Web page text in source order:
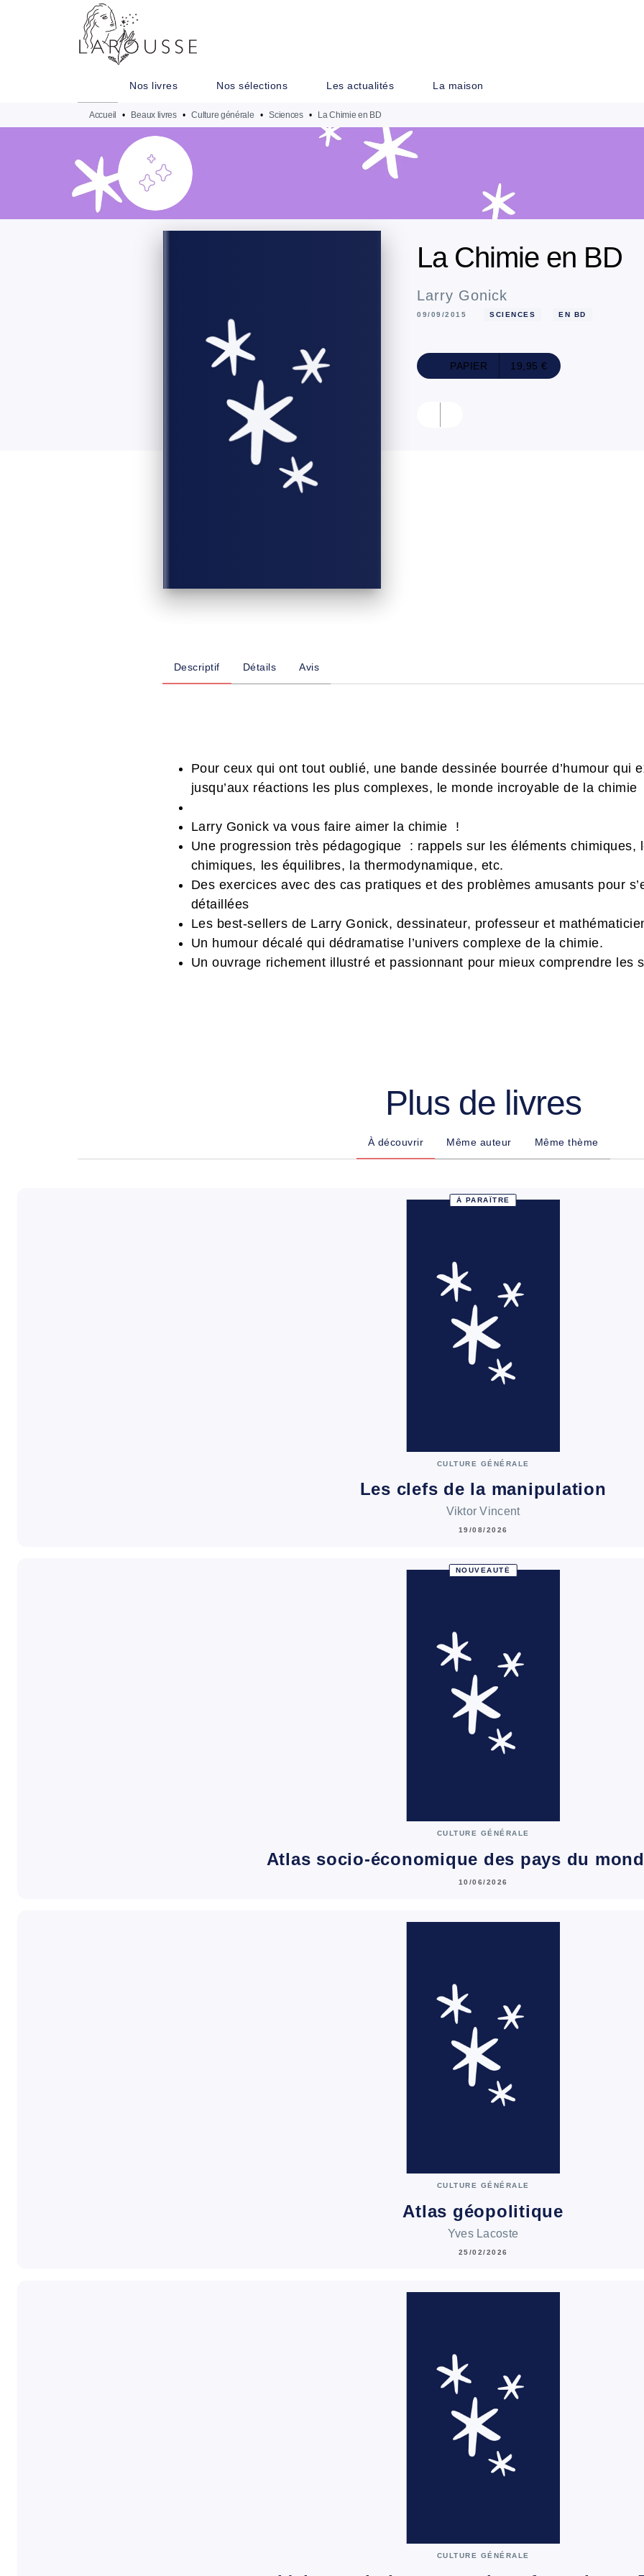
MENU
Nos livres Nos sélections Les actualités La maison
Accueil • Beaux livres • Culture générale • Sciences • La Chimie en BD
La Chimie en BD
Larry Gonick
09/09/2015 SCIENCES EN BD
PAPIER 19,95 €
Descriptif Détails Avis
Pour ceux qui ont tout oublié, une bande dessinée bourrée d’humour qui
jusqu’aux réactions les plus complexes, le monde incroyable de la chimie
Larry Gonick va vous faire aimer la chimie !
Une progression très pédagogique : rappels sur les éléments chimiques,
chimiques, les équilibres, la thermodynamique, etc.
Des exercices avec des cas pratiques et des problèmes amusants pour
détaillées
Les best-sellers de Larry Gonick, dessinateur, professeur et
Un humour décalé qui dédramatise l’univers complexe de la chimie.
Un ouvrage richement illustré et passionnant pour mieux comprendre les
Plus de livres
À découvrir Même auteur Même thème
À PARAÎTRE
CULTURE GÉNÉRALE
Les clefs de la manipulation
Viktor Vincent
19/08/2026
NOUVEAUTÉ
CULTURE GÉNÉRALE
Atlas socio-économique des pays du
10/06/2026
CULTURE GÉNÉRALE
Atlas géopolitique
Yves Lacoste
25/02/2026
CULTURE GÉNÉRALE